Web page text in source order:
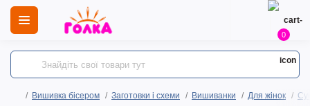
0
Вишивка бісером Заготовки і схеми Вишиванки Для жінок